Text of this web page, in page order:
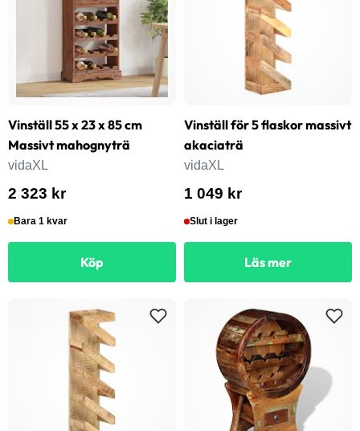
Vinställ 55 x 23 x 85 cm
Massivt mahognyträ
vidaXL
2 323 kr
Bara 1 kvar
Köp
Vinställ för 5 flaskor massivt
akaciaträ
vidaXL
1 049 kr
Slut i lager
Läs mer